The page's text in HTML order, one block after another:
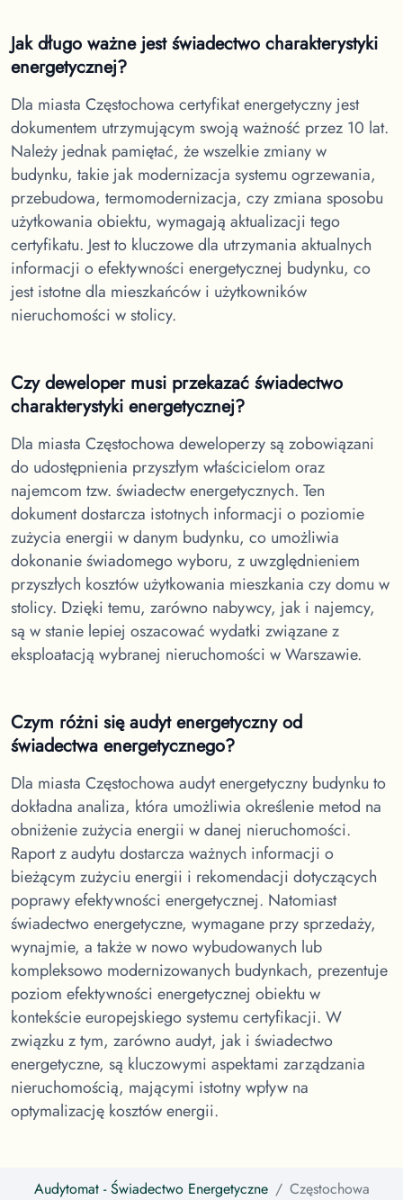
Jak długo ważne jest świadectwo charakterystyki
energetycznej?
Dla miasta Częstochowa certyfikat energetyczny jest
dokumentem utrzymującym swoją ważność przez 10 lat.
Należy jednak pamiętać, że wszelkie zmiany w
budynku, takie jak modernizacja systemu ogrzewania,
przebudowa, termomodernizacja, czy zmiana sposobu
użytkowania obiektu, wymagają aktualizacji tego
certyfikatu. Jest to kluczowe dla utrzymania aktualnych
informacji o efektywności energetycznej budynku, co
jest istotne dla mieszkańców i użytkowników
nieruchomości w stolicy.
Czy deweloper musi przekazać świadectwo
charakterystyki energetycznej?
Dla miasta Częstochowa deweloperzy są zobowiązani
do udostępnienia przyszłym właścicielom oraz
najemcom tzw. świadectw energetycznych. Ten
dokument dostarcza istotnych informacji o poziomie
zużycia energii w danym budynku, co umożliwia
dokonanie świadomego wyboru, z uwzględnieniem
przyszłych kosztów użytkowania mieszkania czy domu w
stolicy. Dzięki temu, zarówno nabywcy, jak i najemcy,
są w stanie lepiej oszacować wydatki związane z
eksploatacją wybranej nieruchomości w Warszawie.
Czym różni się audyt energetyczny od
świadectwa energetycznego?
Dla miasta Częstochowa audyt energetyczny budynku to
dokładna analiza, która umożliwia określenie metod na
obniżenie zużycia energii w danej nieruchomości.
Raport z audytu dostarcza ważnych informacji o
bieżącym zużyciu energii i rekomendacji dotyczących
poprawy efektywności energetycznej. Natomiast
świadectwo energetyczne, wymagane przy sprzedaży,
wynajmie, a także w nowo wybudowanych lub
kompleksowo modernizowanych budynkach, prezentuje
poziom efektywności energetycznej obiektu w
kontekście europejskiego systemu certyfikacji. W
związku z tym, zarówno audyt, jak i świadectwo
energetyczne, są kluczowymi aspektami zarządzania
nieruchomością, mającymi istotny wpływ na
optymalizację kosztów energii.
Audytomat- Świadectwo Energetyczne Częstochowa